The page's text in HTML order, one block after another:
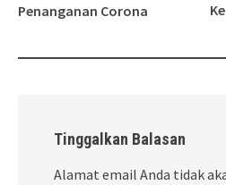
Penanganan Corona
Tinggalkan Balasan
Alamat email Anda tidak